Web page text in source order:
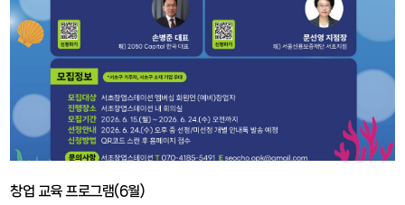
창업 교육 프로그램(6월)